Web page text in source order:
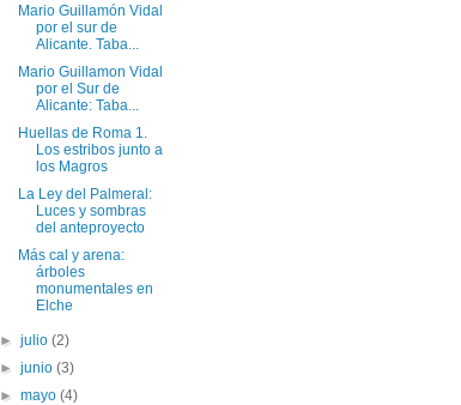
Mario Guillamón Vidal
por el sur de
Alicante. Taba...
Mario Guillamon Vidal
por el Sur de
Alicante: Taba...
Huellas de Roma 1.
Los estribos junto a
los Magros
La Ley del Palmeral:
Luces y sombras
del anteproyecto
Más cal y arena:
árboles
monumentales en
Elche
►julio(2)
►junio(3)
►mayo(4)